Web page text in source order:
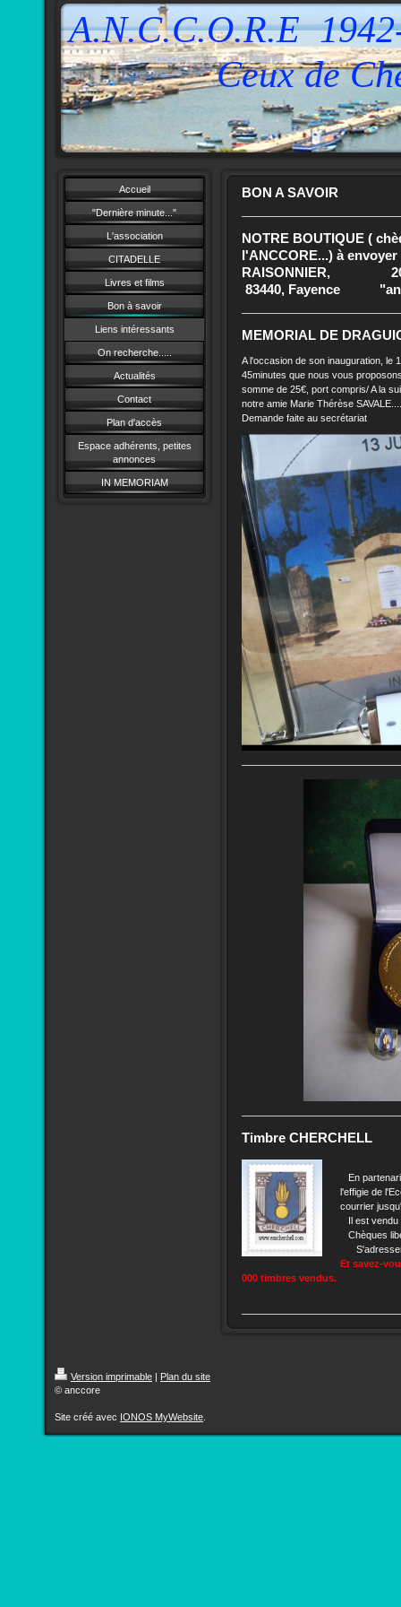
A.N.C.C.O.R.E
Ceux de
Accueil
"Dernière minute..."
L'association
CITADELLE
Livres et films
Bon à savoir
Liens intéressants
On recherche.....
Actualités
Contact
Plan d'accès
Espace adhérents, petites
annonces
IN MEMORIAM
BON A SAVOIR
NOTRE BOUTIQUE (
l'ANCCORE...) à
RAISONNIER, 201
83440, Fayence
MEMORIAL DE
A l'occasion de son inauguration, le
45minutes que nous vous
somme de 25€, port compris/ A la
notre amie Marie Thérèse SAVALE....
Demande faite au secrétariat
Timbre CHERCHELL
En
l'effigie de
courrier
Il est vendu
Chèques
S'adresser
Et savez-
000 timbres vendus.
Version imprimable | Plan du site
© anccore
Site créé avec IONOS MyWebsite